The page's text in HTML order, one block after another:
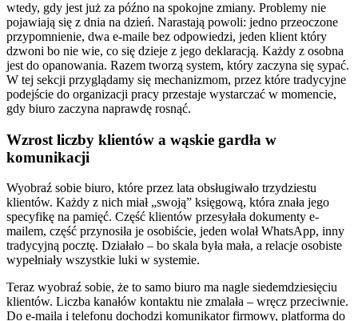
wtedy, gdy jest już za późno na spokojne zmiany. Problemy nie
pojawiają się z dnia na dzień. Narastają powoli: jedno przeoczone
przypomnienie, dwa e-maile bez odpowiedzi, jeden klient który
dzwoni bo nie wie, co się dzieje z jego deklaracją. Każdy z osobna
jest do opanowania. Razem tworzą system, który zaczyna się sypać.
W tej sekcji przyglądamy się mechanizmom, przez które tradycyjne
podejście do organizacji pracy przestaje wystarczać w momencie,
gdy biuro zaczyna naprawdę rosnąć.
Wzrost liczby klientów a wąskie gardła w
komunikacji
Wyobraź sobie biuro, które przez lata obsługiwało trzydziestu
klientów. Każdy z nich miał „swoją” księgową, która znała jego
specyfikę na pamięć. Część klientów przesyłała dokumenty e-
mailem, część przynosiła je osobiście, jeden wolał WhatsApp, inny
tradycyjną pocztę. Działało – bo skala była mała, a relacje osobiste
wypełniały wszystkie luki w systemie.
Teraz wyobraź sobie, że to samo biuro ma nagle siedemdziesięciu
klientów. Liczba kanałów kontaktu nie zmalała – wręcz przeciwnie.
Do e-maila i telefonu dochodzi komunikator firmowy, platforma do